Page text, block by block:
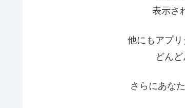
表示さ
他にもアプ
どん
さらにあな